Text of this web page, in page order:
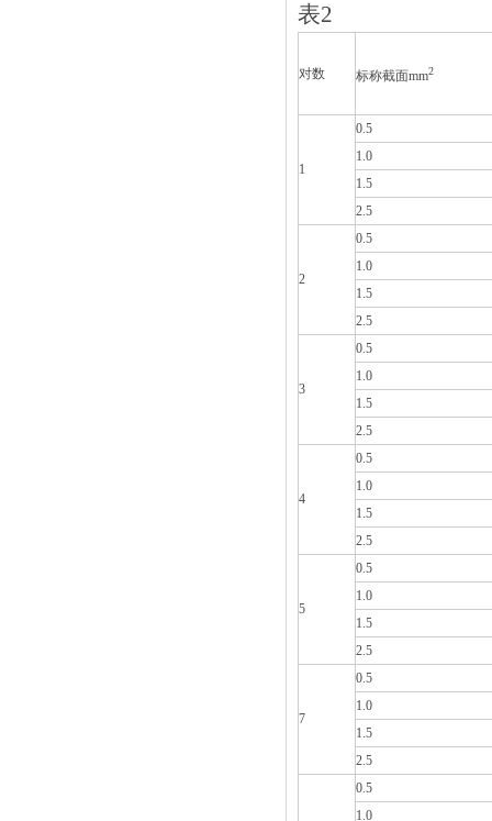
表2
对数 标称截面mm2
1
0.5
1.0
1.5
2.5
2
0.5
1.0
1.5
2.5
3
0.5
1.0
1.5
2.5
4
0.5
1.0
1.5
2.5
5
0.5
1.0
1.5
2.5
7
0.5
1.0
1.5
2.5
0.5
1.0